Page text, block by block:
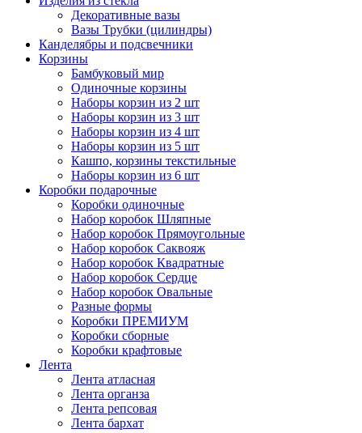
Декоративные вазы
Вазы Трубки (цилиндры)
Канделябры и подсвечники
Корзины
Бамбуковый мир
Одиночные корзины
Наборы корзин из 2 шт
Наборы корзин из 3 шт
Наборы корзин из 4 шт
Наборы корзин из 5 шт
Кашпо, корзины текстильные
Наборы корзин из 6 шт
Коробки подарочные
Коробки одиночные
Набор коробок Шляпные
Набор коробок Прямоугольные
Набор коробок Саквояж
Набор коробок Квадратные
Набор коробок Сердце
Набор коробок Овальные
Разные формы
Коробки ПРЕМИУМ
Коробки сборные
Коробки крафтовые
Лента
Лента атласная
Лента органза
Лента репсовая
Лента бархат